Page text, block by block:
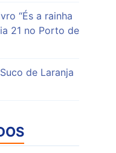
“És a rainha
21 no Porto de
de Laranja